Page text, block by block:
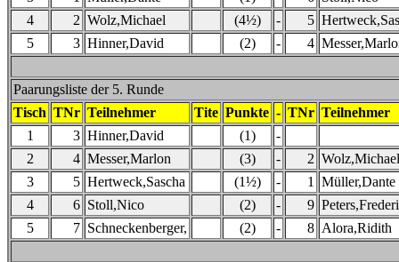
4
2 Wolz,Michael (4½) - 5
5
3 Hinner,David (2) - 4
Paarungsliste der 5. Runde
Tisch TNr Teilnehmer Tite Punkte - TNr Teilnehmer
1
3 Hinner,David (1)
-
2
4 Messer,Marlon (3) - 2 Wolz,Michael
3
5 Hertweck,Sascha (1½) - 1
Müller,Dante
4
6 Stoll,Nico (2) - 9
5
7 Schneckenberger, (2) - 8 Alora,Ridith